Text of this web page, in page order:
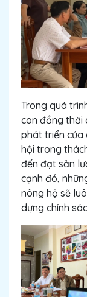
Trong quá
con đồng thời
phát triển của
hội trong
đến đạt sản
cạnh đó,
nông hộ sẽ
dựng chính